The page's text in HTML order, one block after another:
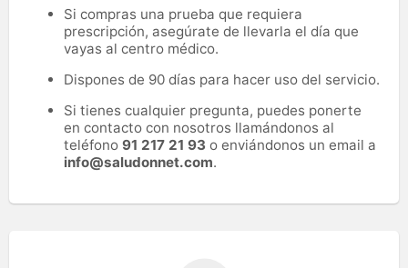
Si compras una prueba que requiera
prescripción, asegúrate de llevarla el día que
vayas al centro médico.
Dispones de 90 días para hacer uso del servicio.
Si tienes cualquier pregunta, puedes ponerte
en contacto con nosotros llamándonos al
teléfono 91 217 21 93 o enviándonos un email a
info@saludonnet.com.